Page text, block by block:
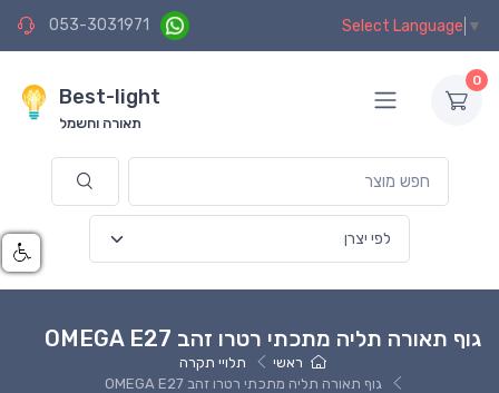
053-3031971 Select Language ▼
Best-light
תאורה וחשמל
0
גוף תאורה תליה מתכתי רטרו זהב OMEGA E27
ראשי
תלויי תקרה
גוף תאורה תליה מתכתי רטרו זהב OMEGA E27